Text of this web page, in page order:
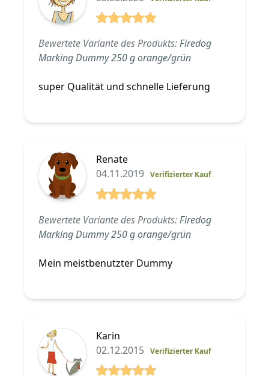
Bewertete Variante des Produkts:Firedog
Marking Dummy 250 g orange/grün
super Qualität und schnelle Lieferung
Renate
04.11.2019 Verifizierter Kauf
Bewertete Variante des Produkts:Firedog
Marking Dummy 250 g orange/grün
Mein meistbenutzter Dummy
Karin
02.12.2015 Verifizierter Kauf